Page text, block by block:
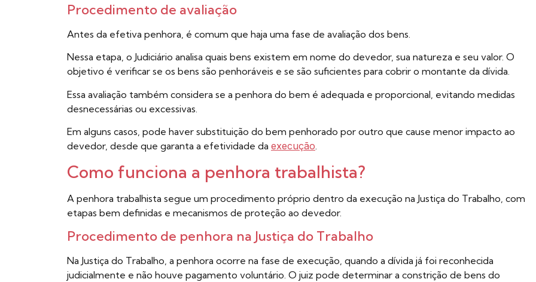
Procedimento de avaliação
Antes da efetiva penhora, é comum que haja uma fase de avaliação dos bens.
Nessa etapa, o Judiciário analisa quais bens existem em nome do devedor, sua natureza e seu valor. O
objetivo é verificar se os bens são penhoráveis e se são suficientes para cobrir o montante da dívida.
Essa avaliação também considera se a penhora do bem é adequada e proporcional, evitando medidas
desnecessárias ou excessivas.
Em alguns casos, pode haver substituição do bem penhorado por outro que cause menor impacto ao
devedor, desde que garanta a efetividade da execução.
Como funciona a penhora trabalhista?
A penhora trabalhista segue um procedimento próprio dentro da execução na Justiça do Trabalho, com
etapas bem definidas e mecanismos de proteção ao devedor.
Procedimento de penhora na Justiça do Trabalho
Na Justiça do Trabalho, a penhora ocorre na fase de execução, quando a dívida já foi reconhecida
judicialmente e não houve pagamento voluntário. O juiz pode determinar a constrição de bens do